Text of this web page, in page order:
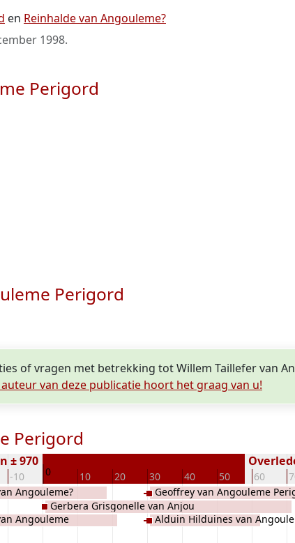
en Reinhalde van Angouleme?
1998.
Perigord
Perigord
of vragen met betrekking tot Willem Taillefer van
auteur van deze publicatie hoort het graag van u!
Perigord
-10 0 10 20 30 40 50 60
± 970
Angouleme
Angouleme?
Gerbera Grisgonelle van Anjou
Geoffrey van Angouleme
Alduin Hilduines van